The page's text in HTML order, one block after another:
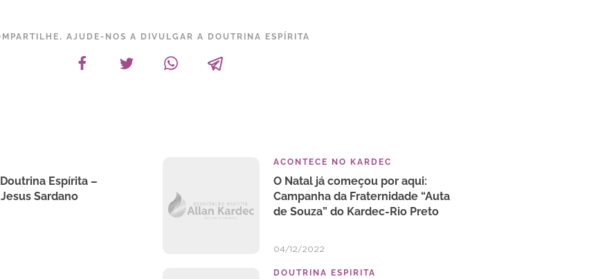
AJUDE-NOS A DIVULGAR A DOUTRINA ESPÍRITA
Espírita –
Sardano
ACONTECE NO KARDEC
O Natal já começou por aqui:
Campanha da Fraternidade “Auta
de Souza” do Kardec-Rio Preto
04/12/2022
DOUTRINA ESPIRITA